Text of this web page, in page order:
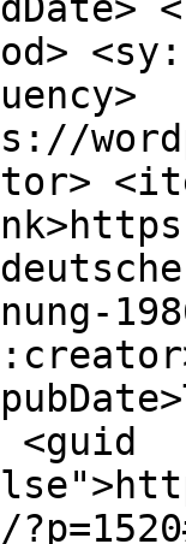
<guid